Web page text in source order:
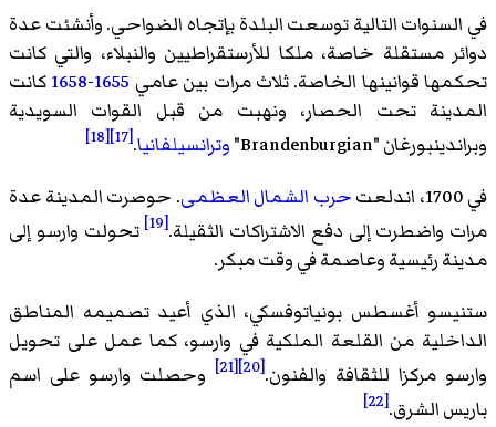
في السنوات التالية توسعت البلدة بإتجاه الضواحي. وأنشئت عدة
دوائر مستقلة خاصة، ملكا للأرستقراطيين والنبلاء، والتي كانت
تحكمها قوانينها الخاصة. ثلاث مرات بين عامي 1655
-
1658كانت
المدينة تحت الحصار، ونهبت من قبل القوات السويدية
وبراندينبورغان "Brandenburgian"
وترانسيلفانيا.
[17]
[18]
في 1700، اندلعت حرب الشمال العظمى. حوصرت المدينة عدة
مرات واضطرت إلى دفع الاشتراكات الثقيلة.[19]
تحولت وارسو إلى
مدينة رئيسية وعاصمة في وقت مبكر.
ستنيسو أغسطس بونياتوفسكي، الذي أعيد تصميمه المناطق
الداخلية من القلعة الملكية في وارسو، كما عمل على تحويل
وارسو مركزا للثقافة والفنون.[20]
[21]
وحصلت وارسو على اسم
باريس الشرق.[22]